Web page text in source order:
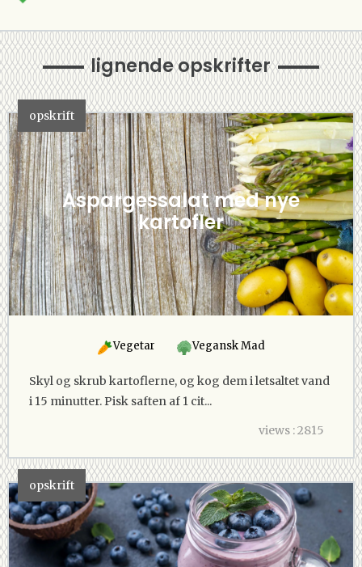
lignende opskrifter
opskrift
Aspargessalat med nye
kartofler
Vegetar Vegansk Mad
Skyl og skrub kartoflerne, og kog dem i letsaltet vand
i 15 minutter. Pisk saften af 1 cit...
views : 2815
opskrift